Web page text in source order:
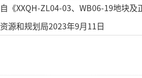
自《XXQH-ZL04-03、WB06-19地块
资源和规划局2023年9月11日